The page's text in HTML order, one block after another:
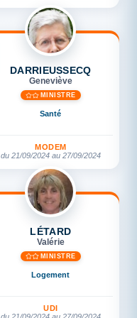
DARRIEUSSECQ
Geneviève
MINISTRE
Santé
MODEM
du 21/09/2024 au 27/09/2024
LÉTARD
Valérie
MINISTRE
Logement
UDI